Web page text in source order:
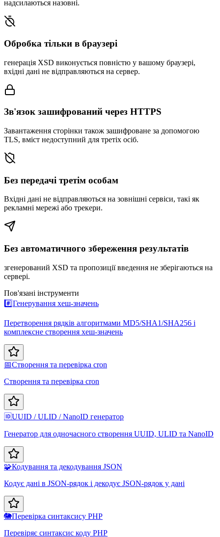
надсилаються назовні.
Обробка тільки в браузері
генерація XSD виконується повністю у вашому браузері,
вхідні дані не відправляються на сервер.
Зв'язок зашифрований через HTTPS
Завантаження сторінки також зашифроване за допомогою
TLS, вміст недоступний для третіх осіб.
Без передачі третім особам
Вхідні дані не відправляються на зовнішні сервіси, такі як
рекламні мережі або трекери.
Без автоматичного збереження результатів
згенерований XSD та пропозиції введення не зберігаються на
сервері.
Пов'язані інструменти
#️⃣Генерування хеш-значень
Перетворення рядків алгоритмами MD5/SHA1/SHA256 і
комплексне створення хеш-значень
📅Створення та перевірка cron
Створення та перевірка cron
🆔UUID / ULID / NanoID генератор
Генератор для одночасного створення UUID, ULID та NanoID
🧩Кодування та декодування JSON
Кодує дані в JSON-рядок і декодує JSON-рядок у дані
🐘Перевірка синтаксису PHP
Перевіряє синтаксис коду PHP